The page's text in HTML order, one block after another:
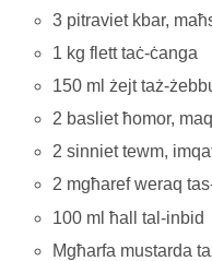
3 pitraviet kbar,
1 kg flett taċ-ċanga
150 ml żejt taż-
2 basliet ħomor,
2 sinniet tewm,
2 mgħaref weraq
100 ml ħall tal-inbid
Mgħarfa mustarda